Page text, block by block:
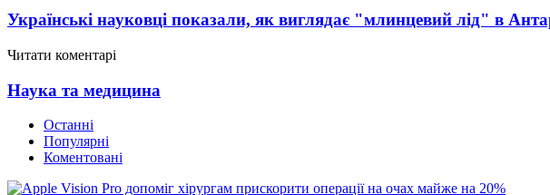
Українські науковці показали, як виглядає "млинцевий лід" в
Читати коментарі
Наука та медицина
Останні
Популярні
Коментовані